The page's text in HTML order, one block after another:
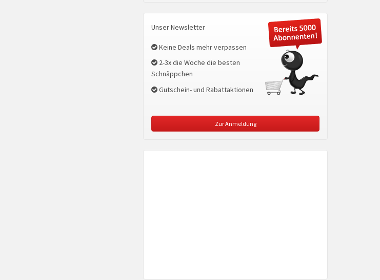
Unser Newsletter
Keine Deals mehr verpassen
2-3x die Woche die besten
Schnäppchen
Gutschein- und Rabattaktionen
Zur Anmeldung